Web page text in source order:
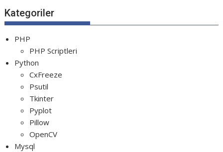
Python Transparent Proxy Server
Kategoriler
PHP
PHP Scriptleri
Python
CxFreeze
Psutil
Tkinter
Pyplot
Pillow
OpenCV
Mysql